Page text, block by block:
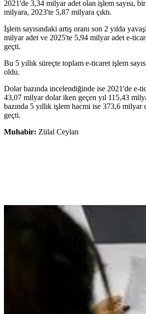
2021'de 3,34 milyar adet olan işlem sayısı,
milyara, 2023'te 5,87 milyara çıktı.
İşlem sayısındaki artış oranı son 2 yılda
milyar adet ve 2025'te 5,94 milyar adet e-
geçti.
Bu 5 yıllık süreçte toplam e-ticaret işlem
oldu.
Dolar bazında incelendiğinde ise 2021'de e-
43,07 milyar dolar iken geçen yıl 115,43
bazında 5 yıllık işlem hacmi ise 373,6 milyar
geçti.
Muhabir: Zülal Ceylan